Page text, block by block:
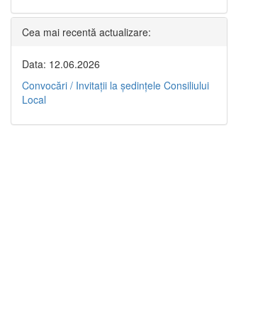
Cea mai recentă actualizare:
Data: 12.06.2026
Convocări / Invitaţii la şedinţele Consiliului
Local